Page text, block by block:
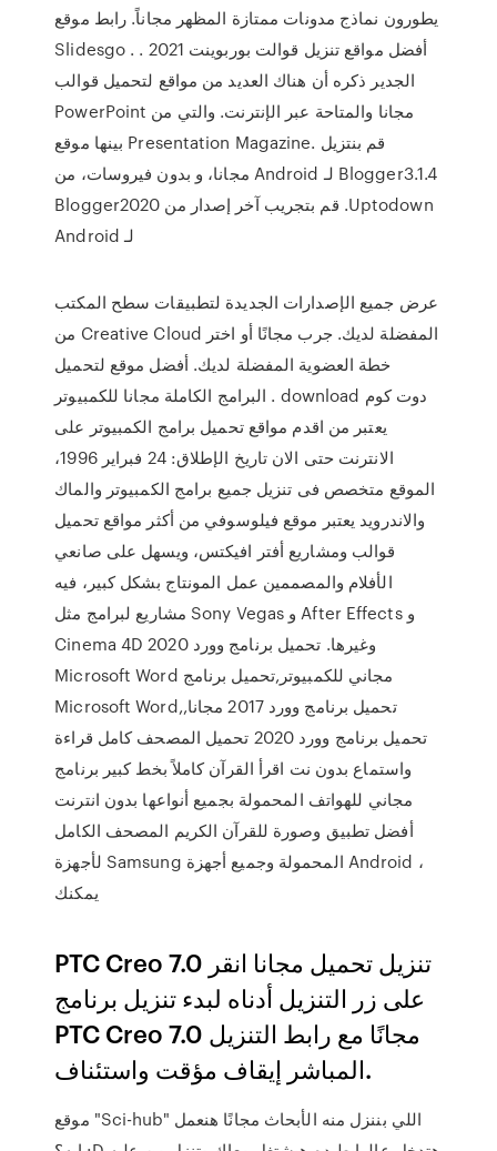
يطورون نماذج مدونات ممتازة المظهر مجاناً. رابط موقع
Slidesgo . أفضل مواقع تنزيل قوالت بوربوينت 2021 .
الجدير ذكره أن هناك العديد من مواقع لتحميل قوالب
PowerPoint مجانا والمتاحة عبر الإنترنت. والتي من
بينها موقع Presentation Magazine. ‫قم بنتزيل
Blogger3.1.4 لـ Android مجانا، و بدون فيروسات، من
Uptodown. قم بتجريب آخر إصدار من Blogger2020
لـ Android
عرض جميع الإصدارات الجديدة لتطبيقات سطح المكتب
من Creative Cloud المفضلة لديك. جرب مجانًا أو اختر
خطة العضوية المفضلة لديك. أفضل موقع لتحميل
البرامج الكاملة مجانا للكمبيوتر . download دوت كوم
يعتبر من اقدم مواقع تحميل برامج الكمبيوتر على
الانترنت حتى الان تاريخ الإطلاق: 24 فبراير 1996،
الموقع متخصص فى تنزيل جميع برامج الكمبيوتر والماك
والاندرويد يعتبر موقع فيلوسوفي من أكثر مواقع تحميل
قوالب ومشاريع أفتر افيكتس، ويسهل على صانعي
الأفلام والمصممين عمل المونتاج بشكل كبير، فيه
مشاريع لبرامج مثل Sony Vegas و After Effects و
Cinema 4D وغيرها. تحميل برنامج وورد 2020
Microsoft Word مجاني للكمبيوتر,تحميل برنامج
Microsoft Word,تحميل برنامج وورد 2017 مجانا,
تحميل برنامج وورد 2020 تحميل المصحف كامل قراءة
واستماع بدون نت اقرأ القرآن كاملاً بخط كبير برنامج
مجاني للهواتف المحمولة بجميع أنواعها بدون انترنت
أفضل تطبيق وصورة للقرآن الكريم المصحف الكامل
لأجهزة Samsung المحمولة وجميع أجهزة Android ،
يمكنك
PTC Creo 7.0 تنزيل تحميل مجانا انقر
على زر التنزيل أدناه لبدء تنزيل برنامج
PTC Creo 7.0 مجانًا مع رابط التنزيل
المباشر إيقاف مؤقت واستئناف.
موقع "Sci-hub" اللي بننزل منه الأبحاث مجانًا هنعمل